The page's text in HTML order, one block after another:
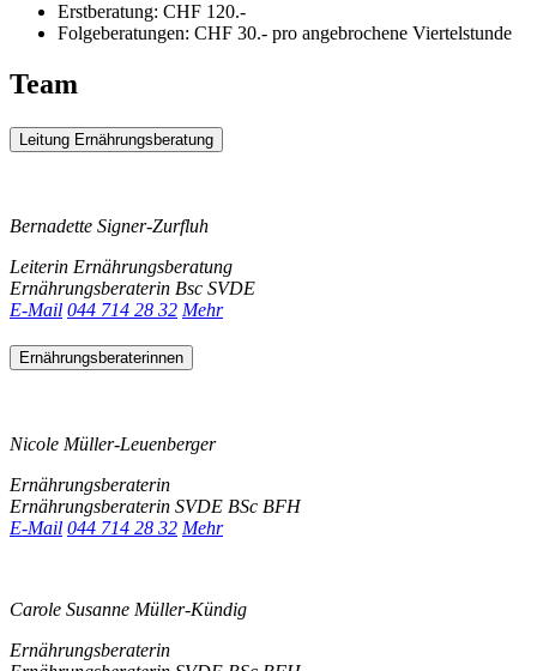
Erstberatung: CHF 120.-
Folgeberatungen: CHF 30.- pro angebrochene Viertelstunde
Team
Leitung Ernährungsberatung
Bernadette Signer-Zurfluh
Leiterin Ernährungsberatung
Ernährungsberaterin Bsc SVDE
E-Mail 044 714 28 32 Mehr
Ernährungsberaterinnen
Nicole Müller-Leuenberger
Ernährungsberaterin
Ernährungsberaterin SVDE BSc BFH
E-Mail 044 714 28 32 Mehr
Carole Susanne Müller-Kündig
Ernährungsberaterin